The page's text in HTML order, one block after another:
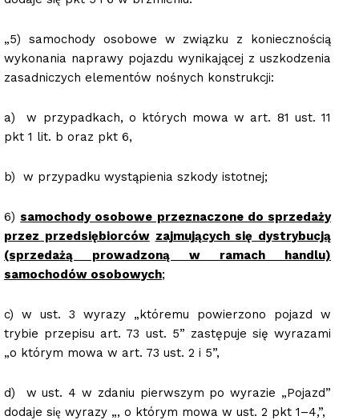
„5) samochody osobowe w związku z koniecznością
wykonania naprawy pojazdu wynikającej z uszkodzenia
zasadniczych elementów nośnych konstrukcji:
a) w przypadkach, o których mowa w art. 81 ust. 11
pkt 1 lit. b oraz pkt 6,
b) w przypadku wystąpienia szkody istotnej;
6) samochody osobowe przeznaczone do sprzedaży
przez przedsiębiorców zajmujących się dystrybucją
(sprzedażą prowadzoną w ramach handlu)
samochodów osobowych;
c) w ust. 3 wyrazy „któremu powierzono pojazd w
trybie przepisu art. 73 ust. 5” zastępuje się wyrazami
„o którym mowa w art. 73 ust. 2 i 5”,
d) w ust. 4 w zdaniu pierwszym po wyrazie „Pojazd”
dodaje się wyrazy „, o którym mowa w ust. 2 pkt 1–4,”,